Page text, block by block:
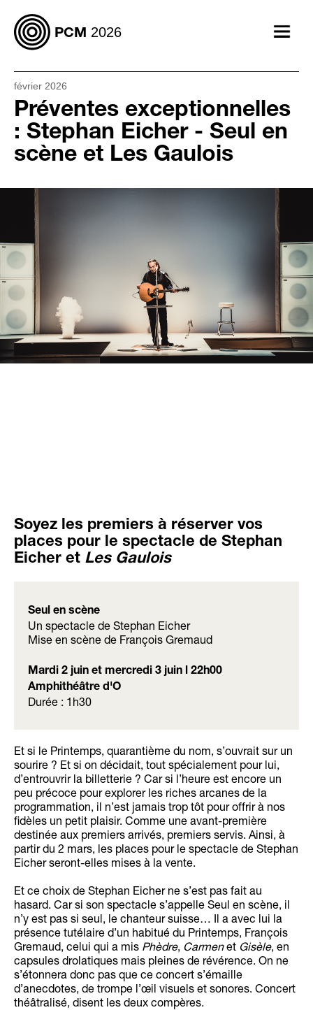
PCM 2026
février 2026
Préventes exceptionnelles
: Stephan Eicher - Seul en
scène et Les Gaulois
Afficher
Soyez les premiers à réserver vos
places pour le spectacle de Stephan
Eicher et Les Gaulois
Seul en scène
Un spectacle de Stephan Eicher
Mise en scène de François Gremaud
Mardi 2 juin et mercredi 3 juin l 22h00
Amphithéâtre d'O
Durée : 1h30
Et si le Printemps, quarantième du nom, s’ouvrait sur un
sourire ? Et si on décidait, tout spécialement pour lui,
d’entrouvrir la billetterie ? Car si l’heure est encore un
peu précoce pour explorer les riches arcanes de la
programmation, il n’est jamais trop tôt pour offrir à nos
fidèles un petit plaisir. Comme une avant-première
destinée aux premiers arrivés, premiers servis. Ainsi, à
partir du 2 mars, les places pour le spectacle de Stephan
Eicher seront-elles mises à la vente.
Et ce choix de Stephan Eicher ne s’est pas fait au
hasard. Car si son spectacle s’appelle Seul en scène, il
n’y est pas si seul, le chanteur suisse… Il a avec lui la
présence tutélaire d’un habitué du Printemps, François
Gremaud, celui qui a mis Phèdre, Carmenet Gisèle, en
capsules drolatiques mais pleines de révérence. On ne
s’étonnera donc pas que ce concert s’émaille
d’anecdotes, de trompe l’œil visuels et sonores. Concert
théâtralisé, disent les deux compères.